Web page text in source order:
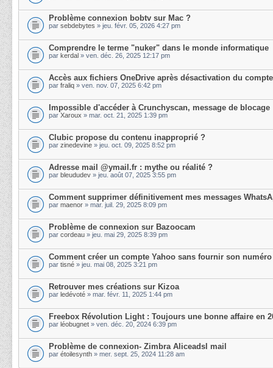
Problème connexion bobtv sur Mac ?
par sebdebytes » jeu. févr. 05, 2026 4:27 pm
Comprendre le terme "nuker" dans le monde informatique
par kerdal » ven. déc. 26, 2025 12:17 pm
Accès aux fichiers OneDrive après désactivation du compte
par fraliq » ven. nov. 07, 2025 6:42 pm
Impossible d'accéder à Crunchyscan, message de blocage
par Xaroux » mar. oct. 21, 2025 1:39 pm
Clubic propose du contenu inapproprié ?
par zinedevine » jeu. oct. 09, 2025 8:52 pm
Adresse mail @ymail.fr : mythe ou réalité ?
par bleududev » jeu. août 07, 2025 3:55 pm
Comment supprimer définitivement mes messages
par maenor » mar. juil. 29, 2025 8:09 pm
Problème de connexion sur Bazoocam
par cordeau » jeu. mai 29, 2025 8:39 pm
Comment créer un compte Yahoo sans fournir son
par tisné » jeu. mai 08, 2025 3:21 pm
Retrouver mes créations sur Kizoa
par ledévoté » mar. févr. 11, 2025 1:44 pm
Freebox Révolution Light : Toujours une bonne affaire en
par léobugnet » ven. déc. 20, 2024 6:39 pm
Problème de connexion- Zimbra Aliceadsl mail
par étoilesynth » mer. sept. 25, 2024 11:28 am